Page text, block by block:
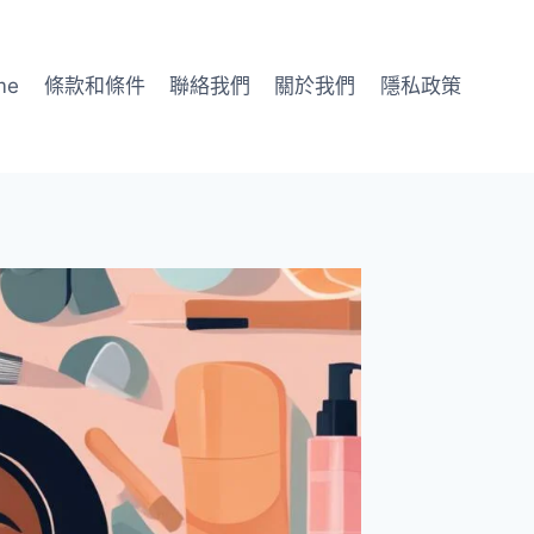
條款和條件 聯絡我們 關於我們 隱私政策